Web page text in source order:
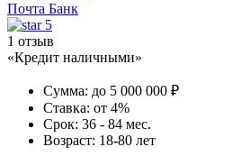
Почта Банк
5
1 отзыв
«Кредит наличными»
Сумма: до 5 000 000 ₽
Ставка: от 4%
Срок: 36 - 84 мес.
Возраст: 18-80 лет